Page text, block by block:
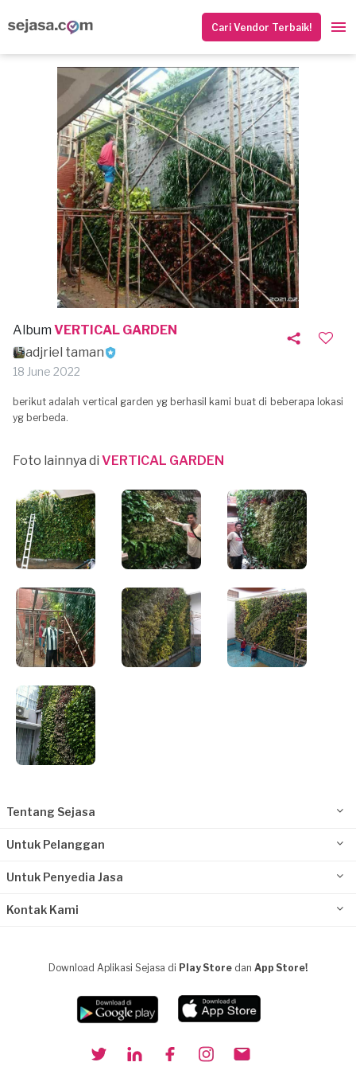
Cari Vendor Terbaik!
Album VERTICAL GARDEN
adjriel taman
18 June 2022
berikut adalah vertical garden yg berhasil kami buat di beberapa lokasi
yg berbeda.
Foto lainnya di VERTICAL GARDEN
Tentang Sejasa
Untuk Pelanggan
Untuk Penyedia Jasa
Kontak Kami
Download Aplikasi Sejasa di Play Store dan App Store!